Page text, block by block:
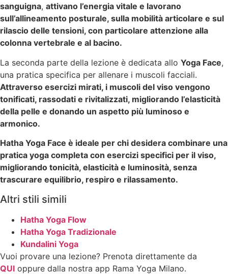
sanguigna, attivano l’energia vitale e lavorano
sull’allineamento posturale, sulla mobilità articolare e sul
rilascio delle tensioni, con particolare attenzione alla
colonna vertebrale e al bacino.
La seconda parte della lezione è dedicata allo Yoga Face,
una pratica specifica per allenare i muscoli facciali.
Attraverso esercizi mirati, i muscoli del viso vengono
tonificati, rassodati e rivitalizzati, migliorando l’elasticità
della pelle e donando un aspetto più luminoso e
armonico.
Hatha Yoga Face è ideale per chi desidera combinare una
pratica yoga completa con esercizi specifici per il viso,
migliorando tonicità, elasticità e luminosità, senza
trascurare equilibrio, respiro e rilassamento.
Altri stili simili
Hatha Yoga Flow
Hatha Yoga Tradizionale
Kundalini Yoga
Vuoi provare una lezione? Prenota direttamente da
QUI oppure dalla nostra app Rama Yoga Milano.